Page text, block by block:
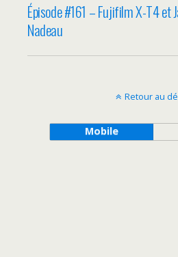
Épisode #161 – Fujifilm X-T4 et
Nadeau
Retour au
Mobile